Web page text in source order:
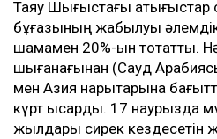
Таяу Шығыстағы
бұғазының жабылуы әлемдік
шамамен 20%-ын тоқтатты.
шығанағынан (Сауд
мен Азия нарықтарына
күрт қысқарды. 17 наурызда
жылдары сирек кездесетін